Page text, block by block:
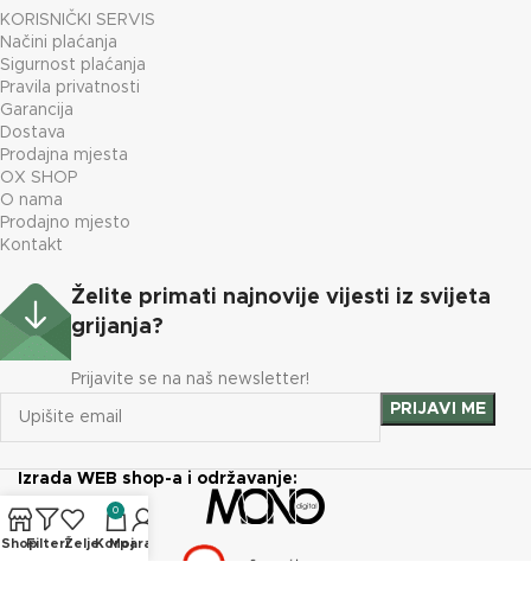
KORISNIČKI SERVIS
Načini plaćanja
Sigurnost plaćanja
Pravila privatnosti
Garancija
Dostava
Prodajna mjesta
OX SHOP
O nama
Prodajno mjesto
Kontakt
Želite primati najnovije vijesti iz svijeta
grijanja?
Prijavite se na naš newsletter!
Izrada WEB shop-a i održavanje:
ShopFilteriŽelje
0
Korpa
Moj račun